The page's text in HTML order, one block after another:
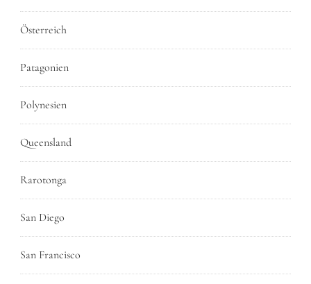
Österreich
Patagonien
Polynesien
Queensland
Rarotonga
San Diego
San Francisco